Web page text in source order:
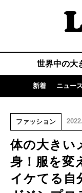
世界中の大
新着 ニュース
ファッション
体の大きい
身！服を変
イケてる自